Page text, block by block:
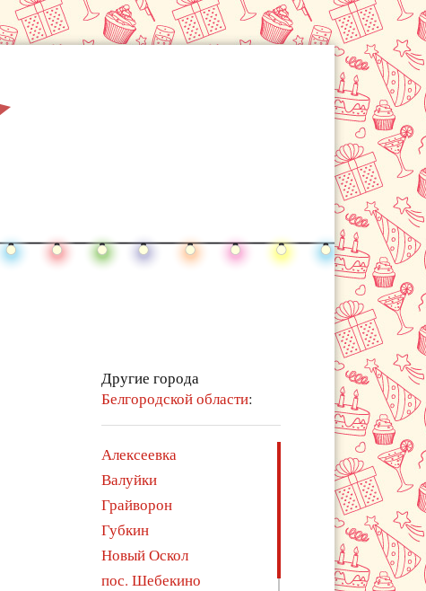
Другие города
Белгородской области:
Алексеевка
Валуйки
Грайворон
Губкин
Новый Оскол
пос. Шебекино